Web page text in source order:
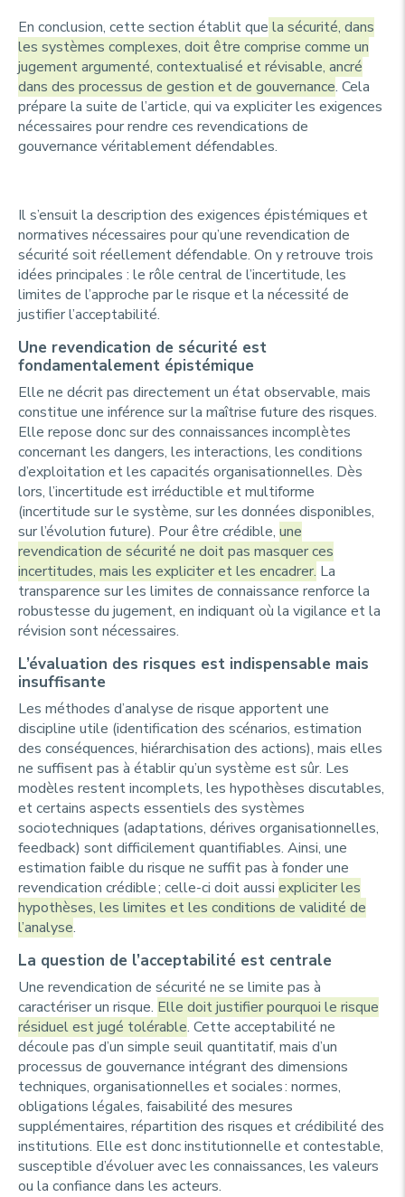
En conclusion, cette section établit que la sécurité, dans
les systèmes complexes, doit être comprise comme un
jugement argumenté, contextualisé et révisable, ancré
dans des processus de gestion et de gouvernance. Cela
prépare la suite de l’article, qui va expliciter les exigences
nécessaires pour rendre ces revendications de
gouvernance véritablement défendables.
Il s’ensuit la description des exigences épistémiques et
normatives nécessaires pour qu’une revendication de
sécurité soit réellement défendable. On y retrouve trois
idées principales : le rôle central de l’incertitude, les
limites de l’approche par le risque et la nécessité de
justifier l’acceptabilité.
Une revendication de sécurité est
fondamentalement épistémique
Elle ne décrit pas directement un état observable, mais
constitue une inférence sur la maîtrise future des risques.
Elle repose donc sur des connaissances incomplètes
concernant les dangers, les interactions, les conditions
d’exploitation et les capacités organisationnelles. Dès
lors, l’incertitude est irréductible et multiforme
(incertitude sur le système, sur les données disponibles,
sur l’évolution future). Pour être crédible, une
revendication de sécurité ne doit pas masquer ces
incertitudes, mais les expliciter et les encadrer. La
transparence sur les limites de connaissance renforce la
robustesse du jugement, en indiquant où la vigilance et la
révision sont nécessaires.
L’évaluation des risques est indispensable mais
insuffisante
Les méthodes d’analyse de risque apportent une
discipline utile (identification des scénarios, estimation
des conséquences, hiérarchisation des actions), mais elles
ne suffisent pas à établir qu’un système est sûr. Les
modèles restent incomplets, les hypothèses discutables,
et certains aspects essentiels des systèmes
sociotechniques (adaptations, dérives organisationnelles,
feedback) sont difficilement quantifiables. Ainsi, une
estimation faible du risque ne suffit pas à fonder une
revendication crédible ; celle-ci doit aussi expliciter les
hypothèses, les limites et les conditions de validité de
l’analyse.
La question de l’acceptabilité est centrale
Une revendication de sécurité ne se limite pas à
caractériser un risque. Elle doit justifier pourquoi le risque
résiduel est jugé tolérable. Cette acceptabilité ne
découle pas d’un simple seuil quantitatif, mais d’un
processus de gouvernance intégrant des dimensions
techniques, organisationnelles et sociales : normes,
obligations légales, faisabilité des mesures
supplémentaires, répartition des risques et crédibilité des
institutions. Elle est donc institutionnelle et contestable,
susceptible d’évoluer avec les connaissances, les valeurs
ou la confiance dans les acteurs.